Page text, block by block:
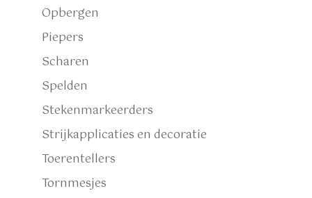
Opbergen
Piepers
Scharen
Spelden
Stekenmarkeerders
Strijkapplicaties en decoratie
Toerentellers
Tornmesjes